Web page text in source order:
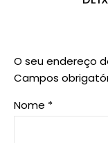
O seu endereço
Campos
Nome *